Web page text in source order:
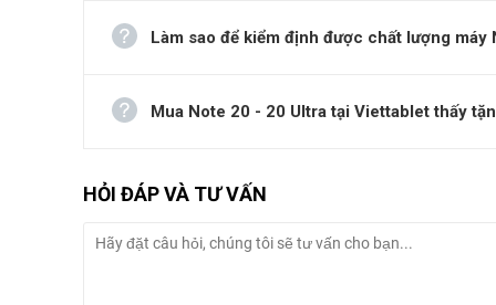
Bảng giá Samsung Galaxy Note 20 - 20
Làm sao để kiểm định được chất lượng
Mua Note 20 - 20 Ultra tại Viettablet thấy
HỎI ĐÁP VÀ TƯ VẤN